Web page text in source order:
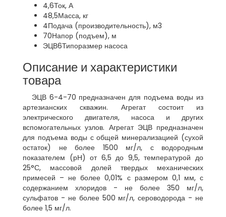
4,6Ток, А
48,5Масса, кг
4Подача (производительность), м3
70Напор (подъем), м
ЭЦВ6Типоразмер насоса
Описание и характеристики
товара
ЭЦВ 6-4-70 предназначен для подъема воды из
артезианских скважин. Агрегат состоит из
электрического двигателя, насоса и других
вспомогательных узлов. Агрегат ЭЦВ предназначен
для подъема воды с общей минерализацией (сухой
остаток) не более 1500 мг/л, с водородным
показателем (рН) от 6,5 до 9,5, температурой до
25°С, массовой долей твердых механических
примесей – не более 0,01% с размером 0,1 мм, с
содержанием хлоридов - не более 350 мг/л,
сульфатов - не более 500 мг/л, сероводорода - не
более 1,5 мг/л.